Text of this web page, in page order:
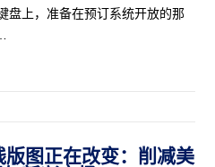
盘上，准备在预订系统开放的那
版图正在改变：削减美